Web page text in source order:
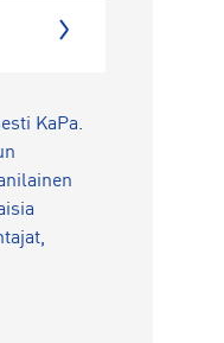
KaPa.